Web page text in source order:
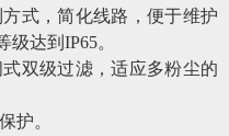
式，简化线路，便于维护
达到IP65。
双级过滤，适应多粉尘的
护。